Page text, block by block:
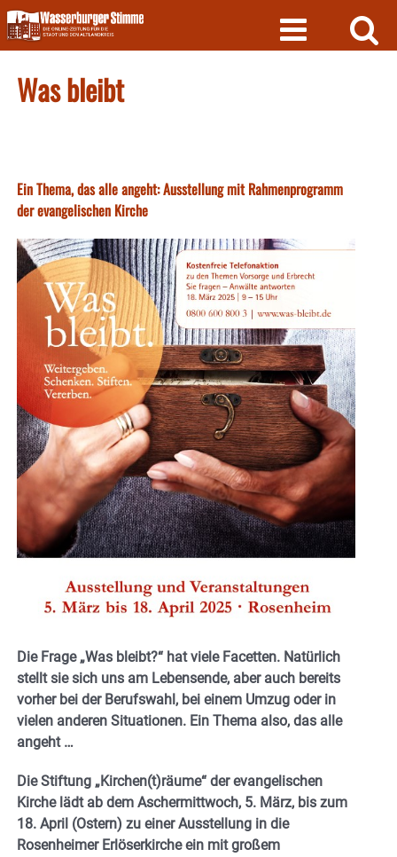
Skip
to
content
Was bleibt
Ein Thema, das alle angeht: Ausstellung mit Rahmenprogramm
der evangelischen Kirche
Die Frage „Was bleibt?“ hat viele Facetten. Natürlich
stellt sie sich uns am Lebensende, aber auch bereits
vorher bei der Berufswahl, bei einem Umzug oder in
vielen anderen Situationen. Ein Thema also, das alle
angeht …
Die Stiftung „Kirchen(t)räume“ der evangelischen
Kirche lädt ab dem Aschermittwoch, 5. März, bis zum
18. April (Ostern) zu einer Ausstellung in die
Rosenheimer Erlöserkirche ein mit großem